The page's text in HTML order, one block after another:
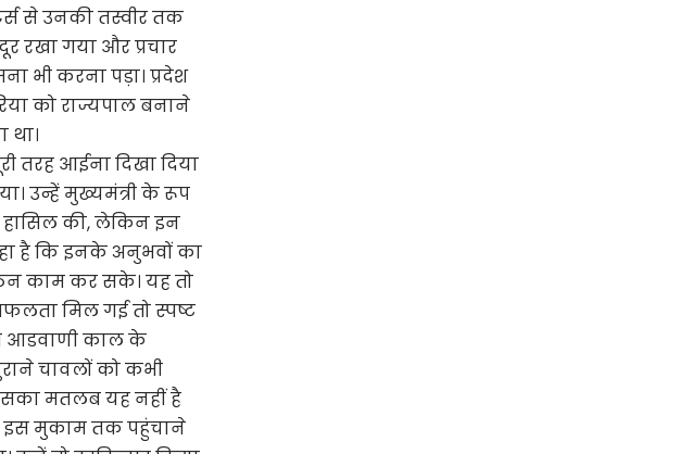
से उनकी तस्वीर तक
रखा गया और प्रचार
भी करना पड़ा। प्रदेश
को राज्यपाल बनाने
था।
तरह आईना दिखा दिया
उन्हें मुख्यमंत्री के रूप
हासिल की, लेकिन इन
है कि इनके अनुभवों का
काम कर सके। यह तो
मिल गई तो स्पष्ट
आडवाणी काल के
चावलों को कभी
मतलब यह नहीं है
इस मुकाम तक पहुंचाने